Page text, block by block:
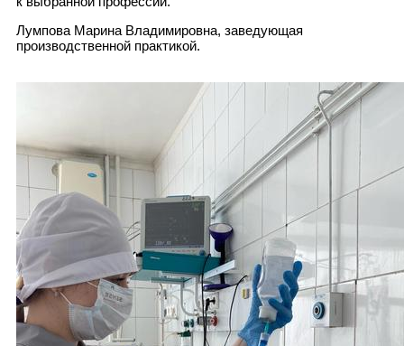
Лумпова Марина Владимировна, заведующая
производственной практикой.